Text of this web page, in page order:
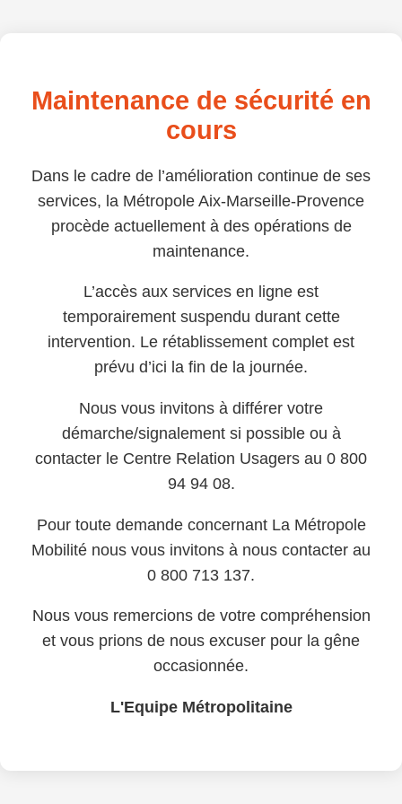
Maintenance de sécurité en
cours
Dans le cadre de l’amélioration continue de ses
services, la Métropole Aix-Marseille-Provence
procède actuellement à des opérations de
maintenance.
L’accès aux services en ligne est
temporairement suspendu durant cette
intervention. Le rétablissement complet est
prévu d’ici la fin de la journée.
Nous vous invitons à différer votre
démarche/signalement si possible ou à
contacter le Centre Relation Usagers au 0 800
94 94 08.
Pour toute demande concernant La Métropole
Mobilité nous vous invitons à nous contacter au
0 800 713 137.
Nous vous remercions de votre compréhension
et vous prions de nous excuser pour la gêne
occasionnée.
L'Equipe Métropolitaine